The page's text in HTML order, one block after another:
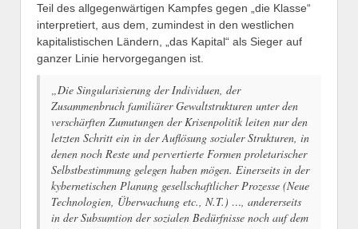
Teil des allgegenwärtigen Kampfes gegen „die Klasse“
interpretiert, aus dem, zumindest in den westlichen
kapitalistischen Ländern, „das Kapital“ als Sieger auf
ganzer Linie hervorgegangen ist.
„Die Singularisierung der Individuen, der
Zusammenbruch familiärer Gewaltstrukturen unter den
verschärften Zumutungen der Krisenpolitik leiten nur den
letzten Schritt ein in der Auflösung sozialer Strukturen, in
denen noch Reste und pervertierte Formen proletarischer
Selbstbestimmung gelegen haben mögen. Einerseits in der
kybernetischen Planung gesellschaftlicher Prozesse (Neue
Technologien, Überwachung etc., N.T.) …, andererseits
in der Subsumtion der sozialen Bedürfnisse noch auf dem